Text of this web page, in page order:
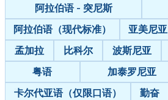
阿拉伯语 - 突尼斯
阿拉伯语（现代标准）
亚美尼亚
孟加拉
比科尔 波斯尼亚
粤语
加泰罗尼亚
卡尔代亚语（仅限口语）
勤奋